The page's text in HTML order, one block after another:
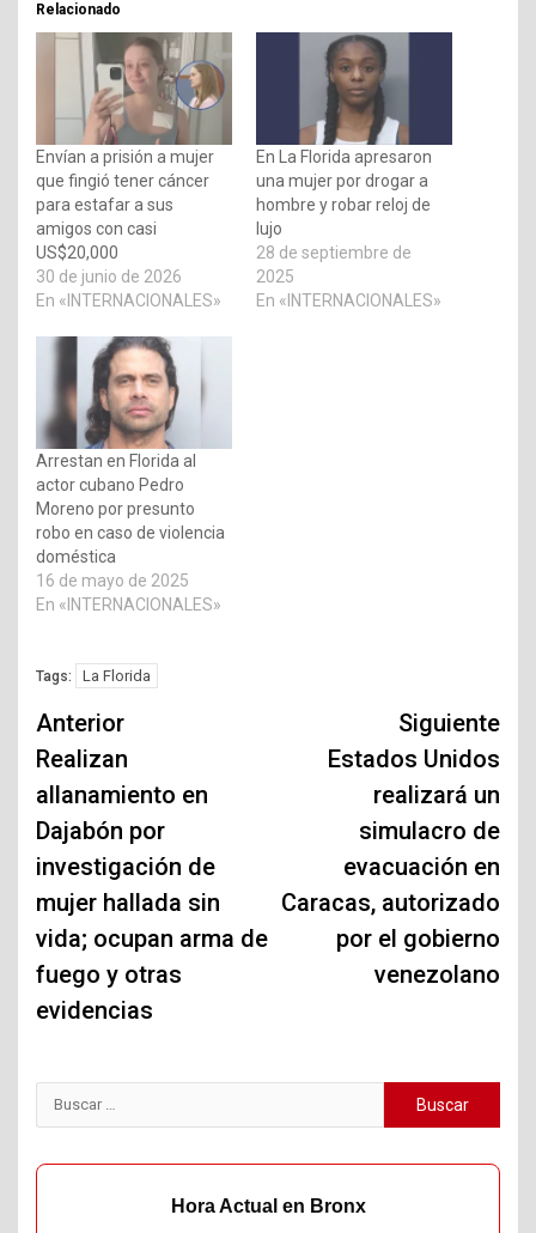
Relacionado
Envían a prisión a mujer
que fingió tener cáncer
para estafar a sus
amigos con casi
US$20,000
30 de junio de 2026
En «INTERNACIONALES»
En La Florida apresaron
una mujer por drogar a
hombre y robar reloj de
lujo
28 de septiembre de
2025
En «INTERNACIONALES»
Arrestan en Florida al
actor cubano Pedro
Moreno por presunto
robo en caso de violencia
doméstica
16 de mayo de 2025
En «INTERNACIONALES»
Tags: La Florida
Navegación
de
entradas
Anterior
Realizan
allanamiento en
Dajabón por
investigación de
mujer hallada sin
vida; ocupan arma de
fuego y otras
evidencias
Siguiente
Estados Unidos
realizará un
simulacro de
evacuación en
Caracas, autorizado
por el gobierno
venezolano
Buscar:
Hora Actual en Bronx